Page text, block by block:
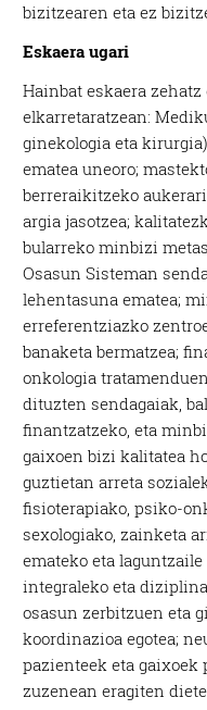
bizitzearen eta ez
Eskaera ugari
Hainbat eskaera
elkarretaratzean:
ginekologia eta
ematea uneoro;
berreraikitzeko
argia jasotzea;
bularreko minbizi
Osasun Sisteman
lehentasuna ematea;
erreferentziazko
banaketa bermatzea;
onkologia
dituzten sendagaiak,
finantzatzeko, eta
gaixoen bizi kalitatea
guztietan arreta
fisioterapiako, psiko-
sexologiako, zainketa
emateko eta
integraleko eta
osasun zerbitzuen eta
koordinazioa egotea;
pazienteek eta gaixoek
zuzenean eragiten